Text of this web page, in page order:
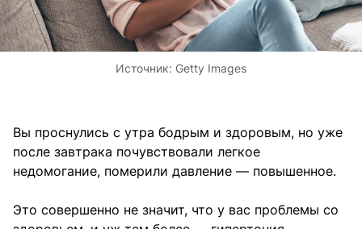
Источник: Getty Images
Вы проснулись с утра бодрым и здоровым, но уже
после завтрака почувствовали легкое
недомогание, померили давление — повышенное.
Это совершенно не значит, что у вас проблемы со